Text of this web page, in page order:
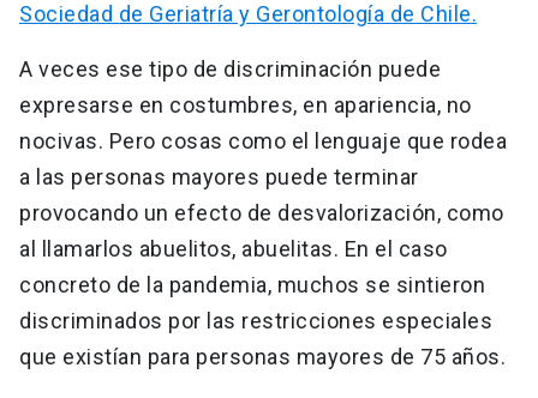
Sociedad de Geriatría y Gerontología de Chile.
A veces ese tipo de discriminación puede
expresarse en costumbres, en apariencia, no
nocivas. Pero cosas como el lenguaje que rodea
a las personas mayores puede terminar
provocando un efecto de desvalorización, como
al llamarlos abuelitos, abuelitas. En el caso
concreto de la pandemia, muchos se sintieron
discriminados por las restricciones especiales
que existían para personas mayores de 75 años.